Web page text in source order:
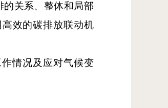
关系、整体和局部
效的碳排放联动机
情况及应对气候变